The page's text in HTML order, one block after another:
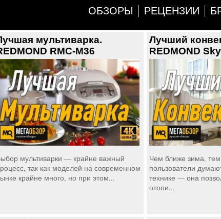
ОБЗОРЫ РЕЦЕНЗИИ
мультиварка.
RMC-M36
мультиварки — крайне важный
так как моделей на современном
крайне много, но при этом...
Лучший
REDMOND
Чем ближе зима,
пользователи
технике — она
отопи...